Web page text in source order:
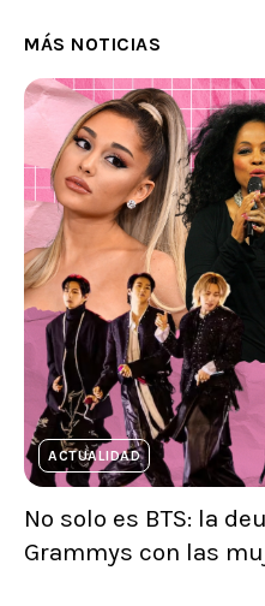
MÁS NOTICIAS
ACTUALIDAD
No solo es BTS: la
Grammys con las